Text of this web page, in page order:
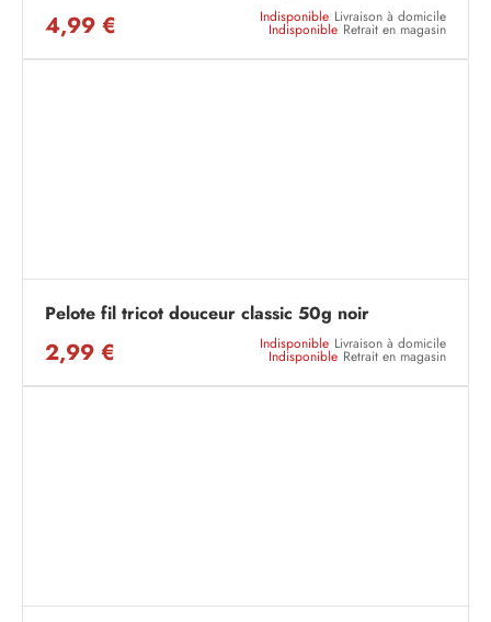
4,99 € Indisponible Livraison à domicile
Indisponible Retrait en magasin
Pelote fil tricot douceur classic 50g noir
2,99 € Indisponible Livraison à domicile
Indisponible Retrait en magasin